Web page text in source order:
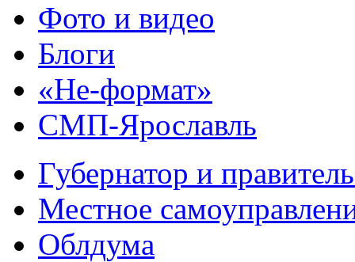
Фото и видео
Блоги
«Не-формат»
СМП-Ярославль
Губернатор и
Местное
Облдума